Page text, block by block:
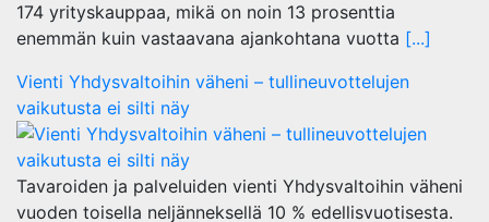
174 yrityskauppaa, mikä on noin 13 prosenttia
enemmän kuin vastaavana ajankohtana vuotta [...]
Vienti Yhdysvaltoihin väheni – tullineuvottelujen
vaikutusta ei silti näy
Tavaroiden ja palveluiden vienti Yhdysvaltoihin väheni
vuoden toisella neljänneksellä 10 % edellisvuotisesta.